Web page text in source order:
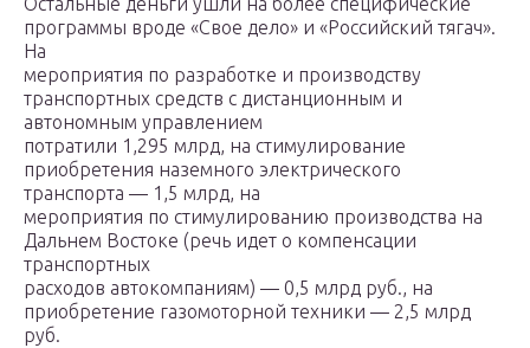
программы вроде «Свое дело» и «Российский тягач».
На
мероприятия по разработке и производству
транспортных средств с дистанционным и
автономным управлением
потратили 1,295 млрд, на стимулирование
приобретения наземного электрического
транспорта — 1,5 млрд, на
мероприятия по стимулированию производства на
Дальнем Востоке (речь идет о компенсации
транспортных
расходов автокомпаниям) — 0,5 млрд руб., на
приобретение газомоторной техники — 2,5 млрд
руб.